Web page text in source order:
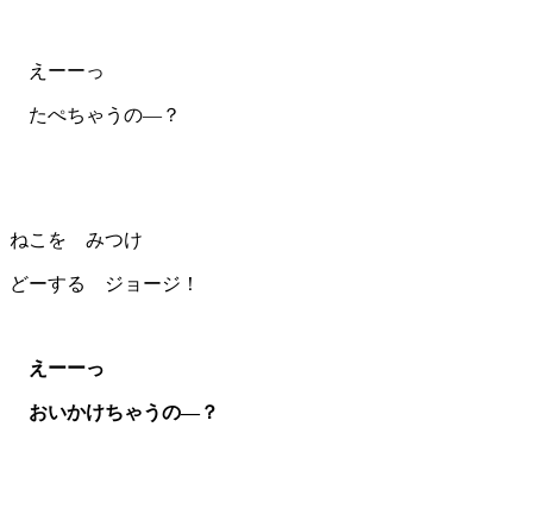
えーーっ
たぺちゃうの―？
ねこを みつけ
どーする ジョージ！
えーーっ
おいかけちゃうの―？